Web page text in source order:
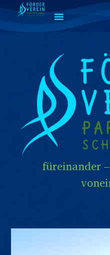
füreinander